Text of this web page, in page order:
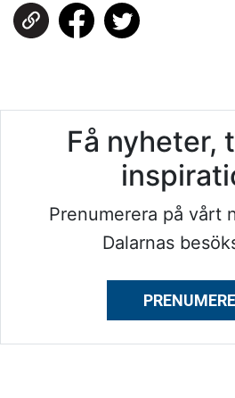
Få nyheter,
Prenumerera på vårt
Dalarnas